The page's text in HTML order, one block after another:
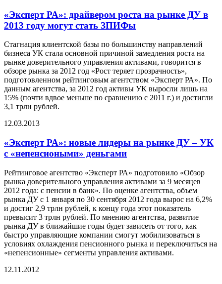
«Эксперт РА»: драйвером роста на рынке ДУ в
2013 году могут стать ЗПИФы
Стагнация клиентской базы по большинству направлений
бизнеса УК стала основной причиной замедления роста на
рынке доверительного управления активами, говорится в
обзоре рынка за 2012 год «Рост теряет прозрачность»,
подготовленном рейтинговым агентством «Эксперт РА». По
данным агентства, за 2012 год активы УК выросли лишь на
15% (почти вдвое меньше по сравнению с 2011 г.) и достигли
3,1 трлн рублей.
12.03.2013
«Эксперт РА»: новые лидеры на рынке ДУ – УК
с «непенсиоными» деньгами
Рейтинговое агентство «Эксперт РА» подготовило «Обзор
рынка доверительного управления активами за 9 месяцев
2012 года: с пенсии в банк». По оценке агентства, объем
рынка ДУ с 1 января по 30 сентября 2012 года вырос на 6,2%
и достиг 2,9 трлн рублей, к концу года этот показатель
превысит 3 трлн рублей. По мнению агентства, развитие
рынка ДУ в ближайшие годы будет зависеть от того, как
быстро управляющие компании смогут мобилизоваться в
условиях охлаждения пенсионного рынка и переключиться на
«непенсионные» сегменты управления активами.
12.11.2012